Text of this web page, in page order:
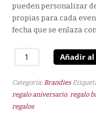
pueden personalizar
propias para cada
fecha que se enlaza
Brandy
Inmejorable
2000
37º
250
Añadir
Categoría:Brandies
regalo aniversario,regalo
regalos